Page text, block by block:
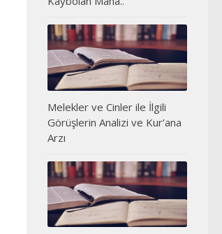
Melekler ve Cinler ile İlgili
Görüşlerin Analizi ve Kur’ana
Arzı